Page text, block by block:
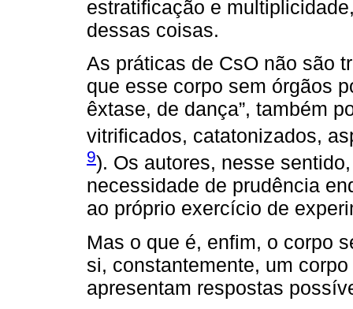
estratificação e
dessas coisas.
As práticas de CsO não são
que esse corpo sem órgãos
êxtase, de dança”, também
vitrificados, catatonizados,
9). Os autores, nesse
necessidade de prudência
ao próprio exercício de
Mas o que é, enfim, o corpo
si, constantemente, um
apresentam respostas